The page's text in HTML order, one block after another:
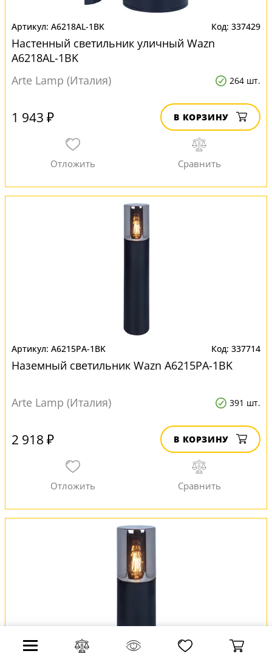
A6218AL-1BK 337429
Настенный светильник уличный Wazn
A6218AL-1BK
Arte Lamp (Италия)
264 шт.
1 943 ₽ В КОРЗИНУ
A6215PA-1BK 337714
Наземный светильник Wazn A6215PA-1BK
Arte Lamp (Италия) 391 шт.
2 918 ₽ В КОРЗИНУ